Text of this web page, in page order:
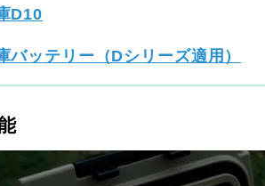
D10
バッテリー（Dシリーズ適用）